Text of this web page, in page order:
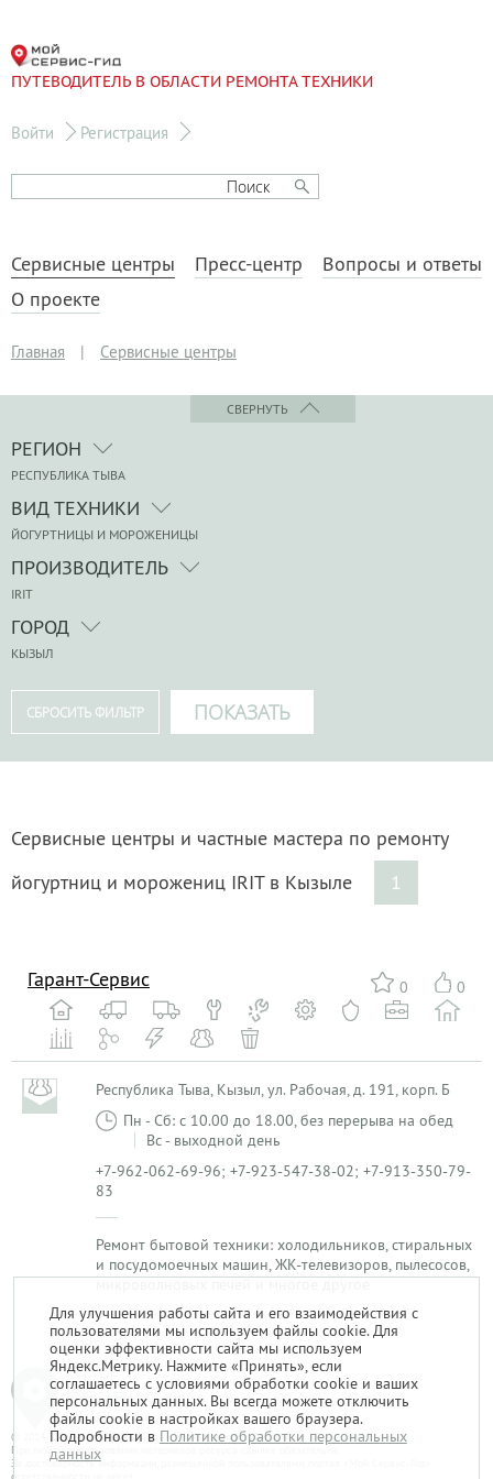
ПУТЕВОДИТЕЛЬ В ОБЛАСТИ РЕМОНТА ТЕХНИКИ
Войти Регистрация
Сервисные центры Пресс-центр
Вопросы и ответы
О проекте
Главная | Сервисные центры
СВЕРНУТЬ
РЕГИОН
РЕСПУБЛИКА ТЫВА
ВИД ТЕХНИКИ
ЙОГУРТНИЦЫ И МОРОЖЕНИЦЫ
ПРОИЗВОДИТЕЛЬ
IRIT
ГОРОД
КЫЗЫЛ
Сервисные центры и частные мастера по ремонту
йогуртниц и морожениц IRIT в Кызыле
1
0 0
Гарант-Сервис
Республика Тыва, Кызыл, ул. Рабочая, д. 191, корп. Б
Пн - Сб: с 10.00 до 18.00, без перерыва на обед
Вс - выходной день
+7-962-062-69-96; +7-923-547-38-02; +7-913-350-79-
83
Ремонт бытовой техники: холодильников, стиральных
и посудомоечных машин, ЖК-телевизоров, пылесосов,
микроволновых печей и многое другое
1
© 2014-2026. «Мой Сервис-Гид» – проект группы «Текарт».
При любом использовании материалов ресурса ссылка обязательна.
За достоверность информации, размещенной пользователями, портал «Мой Сервис-Гид»
Для улучшения работы сайта и его взаимодействия с
пользователями мы используем файлы cookie. Для
оценки эффективности сайта мы используем
Яндекс.Метрику. Нажмите «Принять», если
соглашаетесь с условиями обработки cookie и ваших
персональных данных. Вы всегда можете отключить
файлы cookie в настройках вашего браузера.
Подробности в Политике обработки персональных
данных